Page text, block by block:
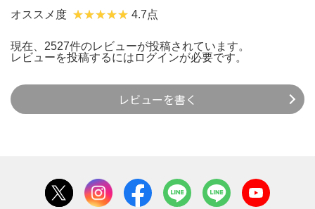
オススメ度 4.7点
現在、2527件のレビューが投稿されています。
レビューを投稿するには ログインが必要です。
レビューを書く